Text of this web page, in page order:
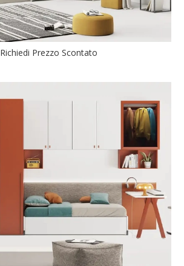
Richiedi Prezzo Scontato